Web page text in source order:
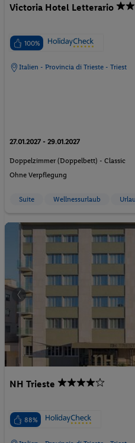
Victoria Hotel Letterario
100%
Italien - Provincia di Trieste - Triest
27.01.2027 - 29.01.2027
Doppelzimmer (Doppelbett) - Classic
Ohne Verpflegung
Suite Wellnessurlaub
NH Trieste
88%